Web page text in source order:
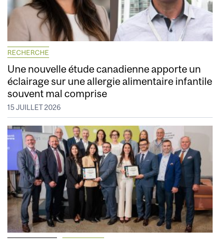
RECHERCHE
Une nouvelle étude canadienne apporte un
éclairage sur une allergie alimentaire infantile
souvent mal comprise
15 JUILLET 2026